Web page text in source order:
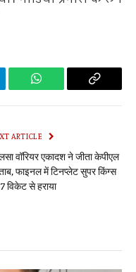
WhatsApp Copy
ARTICLE
वॉरियर एकादश ने जीता केपीएल
फाइनल में टिनप्लेट सुपर किंग्स
विकेट से हराया